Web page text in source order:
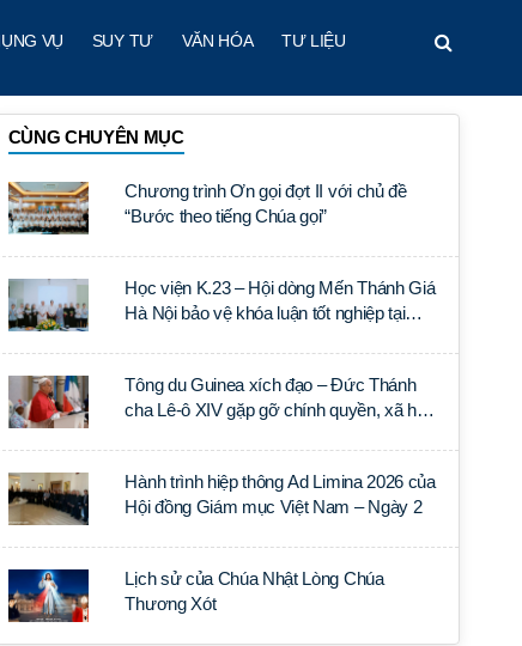
VỤ SUY TƯ VĂN HÓA TƯ LIỆU
CÙNG CHUYÊN MỤC
Chương trình Ơn gọi đợt II với chủ đề
“Bước theo tiếng Chúa gọi”
Học viện K.23 – Hội dòng Mến Thánh Giá
Hà Nội bảo vệ khóa luận tốt nghiệp tại
Tông du Guinea xích đạo – Đức Thánh
cha Lê-ô XIV gặp gỡ chính quyền, xã hội
Hành trình hiệp thông Ad Limina 2026 của
Hội đồng Giám mục Việt Nam – Ngày 2
Lịch sử của Chúa Nhật Lòng Chúa
Thương Xót